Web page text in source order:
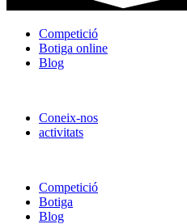
Competició
Botiga online
Blog
Coneix-nos
activitats
Competició
Botiga
Blog